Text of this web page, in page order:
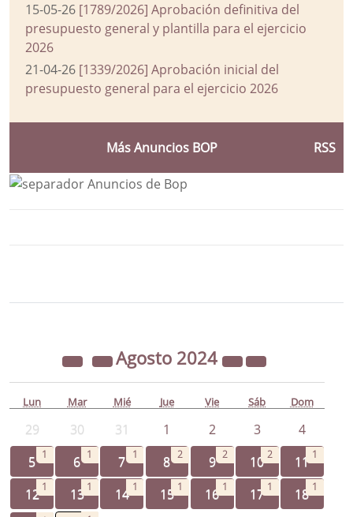
15-05-26 [1789/2026] Aprobación definitiva del
presupuesto general y plantilla para el ejercicio
2026
21-04-26 [1339/2026] Aprobación inicial del
presupuesto general para el ejercicio 2026
Más Anuncios BOP RSS
Agosto 2024
Lun Mar Mié Jue Vie Sáb Dom
29 30 31 1 2 3
4
5 1 6 1 7 1 8 2 9 2 10 2 11 1
12 1 13 1 14 1 15 1 16 1 17 1 18 1